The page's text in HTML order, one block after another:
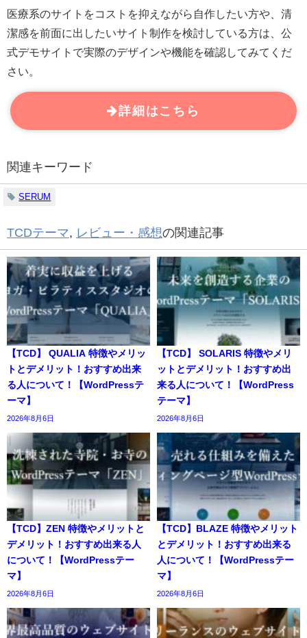
医療系のサイトをコストを抑えながら自作したい方や、清
潔感を前面に出したいサイト制作を検討している方は、公
式デモサイトで実際のデザインや機能を確認してみてくだ
さい。
詳細はこちら
関連キーワード
SERUM
TCDテーマ, レビュー・感想の関連記事
【TCD】 QUALIA 特徴やメリッ
トとデメリット！おすすめ出来
る人について！【WordPressテ
ーマ】
2026年8月6日
【TCD】 SOLARIS 特徴やメリ
ットとデメリット！おすすめ出
来る人について！【WordPress
テーマ】
2026年8月6日
【TCD】ZEN 特徴やメリットと
デメリット！おすすめ出来る人
について！【WordPressテー
マ】
2026年8月6日
【TCD】BLAZE 特徴やメリット
とデメリット！おすすめ出来る
人について！【WordPressテー
マ】
2026年8月6日